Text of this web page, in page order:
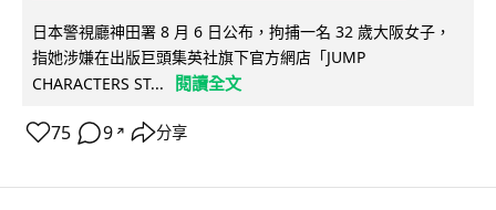
日本警視廳神田署 8 月 6 日公布，拘捕一名 32 歲大阪女子，
指她涉嫌在出版巨頭集英社旗下官方網店「JUMP
CHARACTERS ST...
閱讀全文
75 9 ↗ 分享